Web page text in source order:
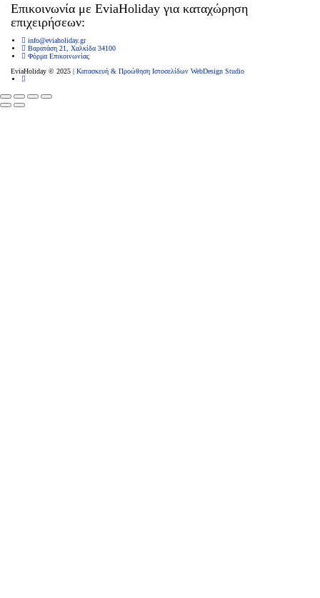
Επικοινωνία με ΕviaHoliday για καταχώρηση
επιχειρήσεων:
info@eviaholiday.gr
Βαρατάση 21, Χαλκίδα 34100
Φόρμα Επικοινωνίας
EviaHoliday © 2025 | Κατασκευή & Προώθηση Ιστοσελίδων WebDesign Studio